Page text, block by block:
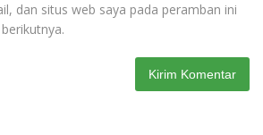
dan situs web saya pada peramban ini